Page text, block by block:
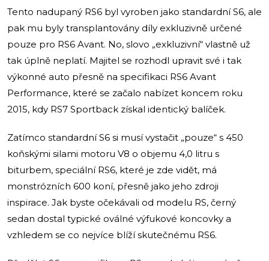
Tento nadupaný RS6 byl vyroben jako standardní S6, ale
pak mu byly transplantovány díly exkluzivně určené
pouze pro RS6 Avant. No, slovo „exkluzivní“ vlastně už
tak úplně neplatí. Majitel se rozhodl upravit své i tak
výkonné auto přesně na specifikaci RS6 Avant
Performance, které se začalo nabízet koncem roku
2015, kdy RS7 Sportback získal identický balíček.
Zatímco standardní S6 si musí vystačit „pouze“ s 450
koňskými silami motoru V8 o objemu 4,0 litru s
biturbem, speciální RS6, které je zde vidět, má
monstrózních 600 koní, přesně jako jeho zdroji
inspirace. Jak byste očekávali od modelu RS, černý
sedan dostal typické oválné výfukové koncovky a
vzhledem se co nejvíce blíží skutečnému RS6.